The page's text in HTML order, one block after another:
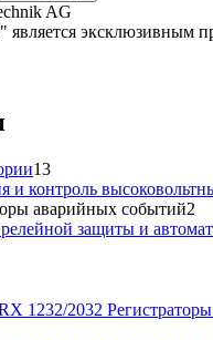
эксклюзивным
13
и контроль
аварийных событий2
защиты и